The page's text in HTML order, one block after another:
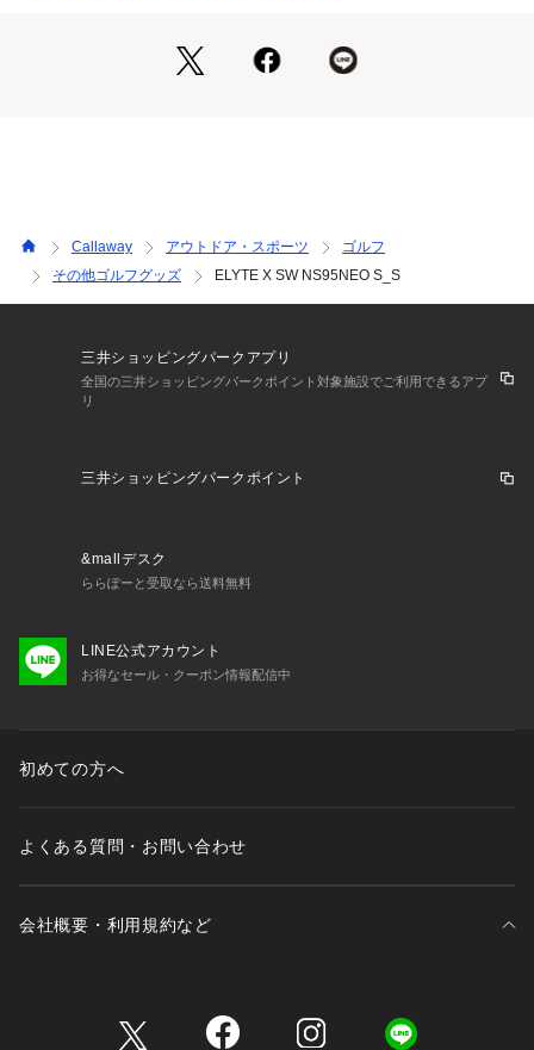
好評のトライレベル・ソールデザインを導入していることも注
目すべきポイントです。
Callaway アウトドア・スポーツ
ゴルフ
その他ゴルフグッズ
ELYTE X SW NS95NEO S_S
三井ショッピングパークアプリ
全国の三井ショッピングパークポイント対象施設でご利用できるアプ
リ
三井ショッピングパークポイント
&mallデスク
ららぽーと受取なら送料無料
LINE公式アカウント
お得なセール・クーポン情報配信中
初めての方へ
よくある質問・お問い合わせ
会社概要・利用規約など